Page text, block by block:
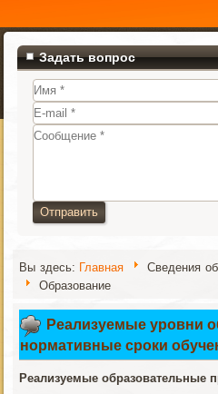
Задать вопрос
Отправить
Вы здесь: Главная
Сведения
Образование
Реализуемые уровни
нормативные сроки
Реализуемые образовательные